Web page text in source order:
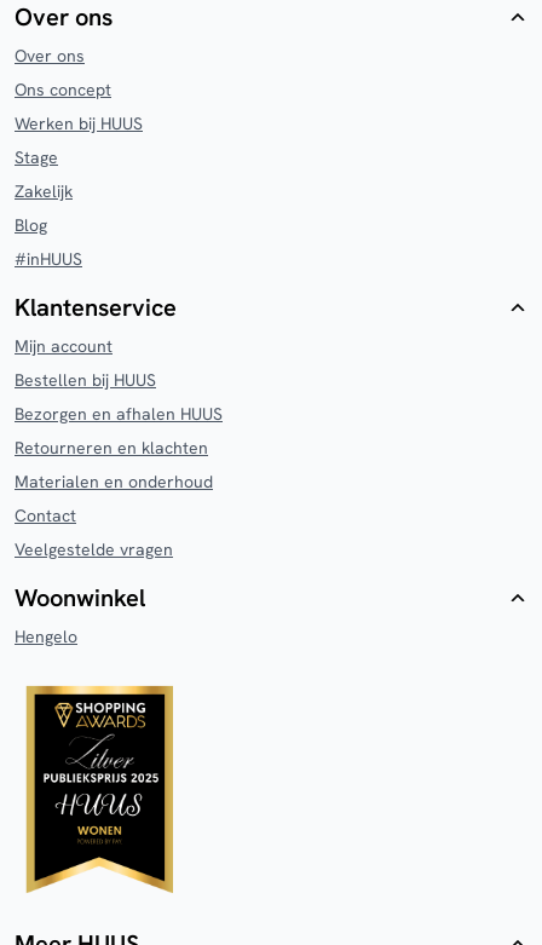
Over ons
Over ons
Ons concept
Werken bij HUUS
Stage
Zakelijk
Blog
#inHUUS
Klantenservice
Mijn account
Bestellen bij HUUS
Bezorgen en afhalen HUUS
Retourneren en klachten
Materialen en onderhoud
Contact
Veelgestelde vragen
Woonwinkel
Hengelo